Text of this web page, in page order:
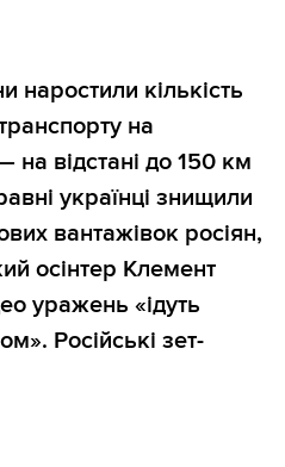
наростили кількість
на
на відстані до 150 км
українці знищили
вантажівок росіян,
осінтер Клемент
уражень «ідуть
Російські зет-